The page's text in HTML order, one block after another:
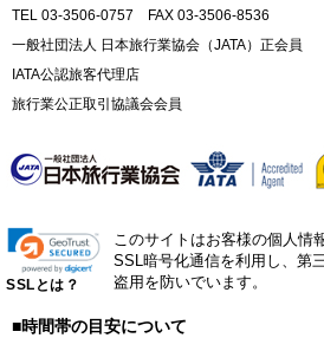
TEL 03-3506-0757 FAX 03-3506-8536
一般社団法人 日本旅行業協会（JATA）正会員
IATA公認旅客代理店
旅行業公正取引協議会会員
SSLとは？
このサイトはお客様の個人情
SSL暗号化通信を利用し、第
盗用を防いでいます。
■時間帯の目安について